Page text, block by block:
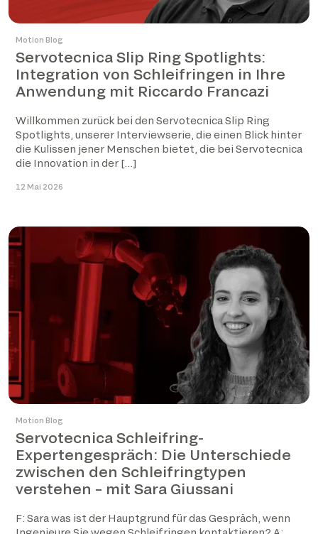
Motion Blog
Servotecnica Slip Ring Spotlights:
Integration von Schleifringen in Ihre
Anwendung mit Riccardo Francazi
Willkommen zurück bei den Servotecnica Slip Ring
Spotlights, unserer Interviewserie, die einen Blick hinter
die Kulissen jener Menschen bietet, die bei Servotecnica
die Innovation in der […]
12 Mai 2026
Motion Blog
Servotecnica Schleifring-
Expertengespräch: Die Unterschiede
zwischen den Schleifringtypen
verstehen – mit Sara Giussani
F: Sara was ist der Hauptgrund für das Gespräch, wenn